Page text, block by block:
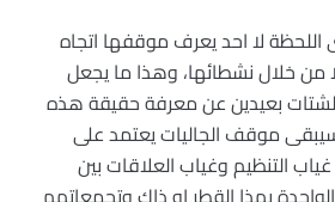
اللحظة لا احد يعرف موقفها اتجاه
من خلال نشطائها، وهذا ما يجعل
بعيدين عن معرفة حقيقة هذه
موقف الجاليات يعتمد على
التنظيم وغياب العلاقات بين